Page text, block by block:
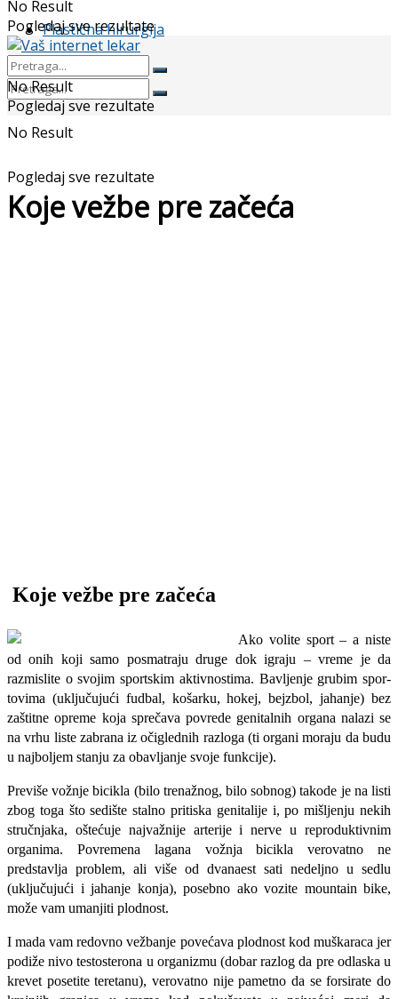
Plastična hirurgija
No Result
Pogledaj sve rezultate
No Result
Pogledaj sve rezultate
No Result
Pogledaj sve rezultate
Koje vežbe pre začeća
Koje vežbe pre začeća
Ako volite sport – a niste
od onih koji sa­mo posmatraju druge dok igraju – vreme je da
razmislite o svojim sportskim aktiv­nostima. Bavljenje grubim spor­
tovima (uključujući fudbal, košarku, hokej, bejzbol, jahanje) bez
zaštitne opreme koja sprečava povrede genitalnih organa nalazi se
na vrhu liste zabrana iz očiglednih razloga (ti organi moraju da budu
u najboljem stanju za obavljanje svoje funkcije).
Previše vožnje bicikla (bilo trenažnog, bilo sobnog) takode je na listi
zbog toga što sedište stalno pritiska ge­nitalije i, po mišljenju nekih
stručnjaka, ošte­ćuje najvažnije arterije i nerve u reproduk­tivnim
organima. Povremena lagana vožnja bicikla verovatno ne
predstavlja problem, ali više od dvanaest sati nedeljno u sedlu
(uklju­čujući i jahanje konja), posebno ako vozite mountain bike,
može vam umanjiti plodnost.
I mada vam redovno vežbanje poveća­va plodnost kod muškaraca jer
podiže nivo testosterona u organizmu (dobar razlog da pre odlaska u
krevet posetite teretanu), verovatno nije pa­metno da se forsirate do